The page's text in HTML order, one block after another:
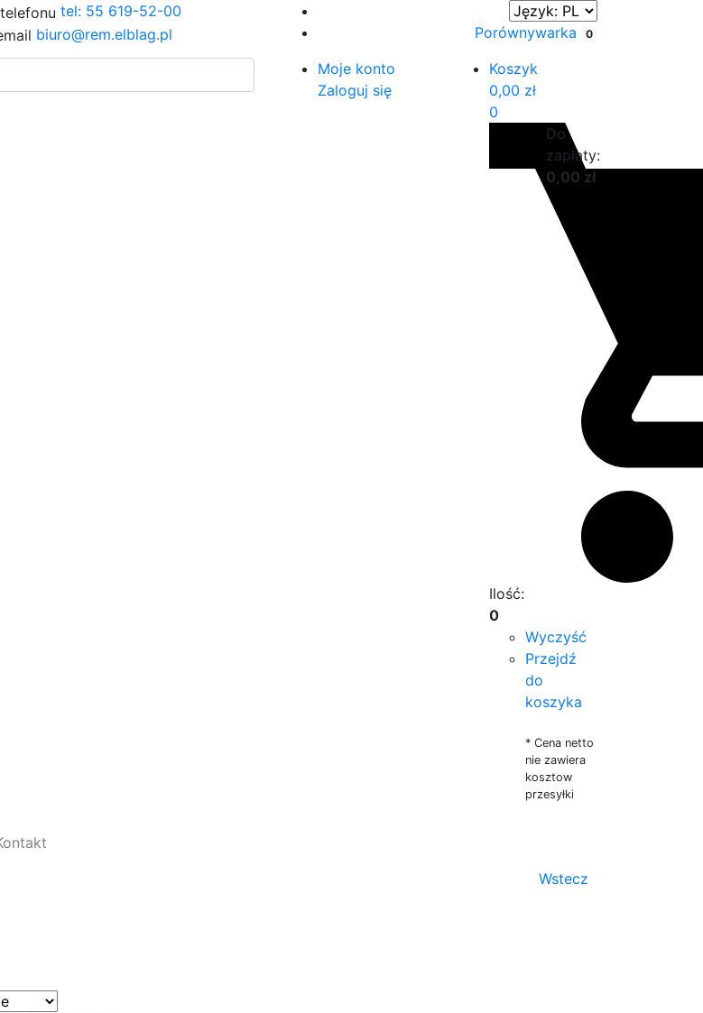
tel: 55 619-52-00
biuro@rem.elblag.pl
Porównywarka 0
Moje konto
Zaloguj się
Koszyk
0,00 zł
0
Ilość:
0
Do
zapłaty:
0,00 zł
Wyczyść
Przejdź
do
koszyka
* Cena netto
nie zawiera
kosztow
przesyłki
Wstecz